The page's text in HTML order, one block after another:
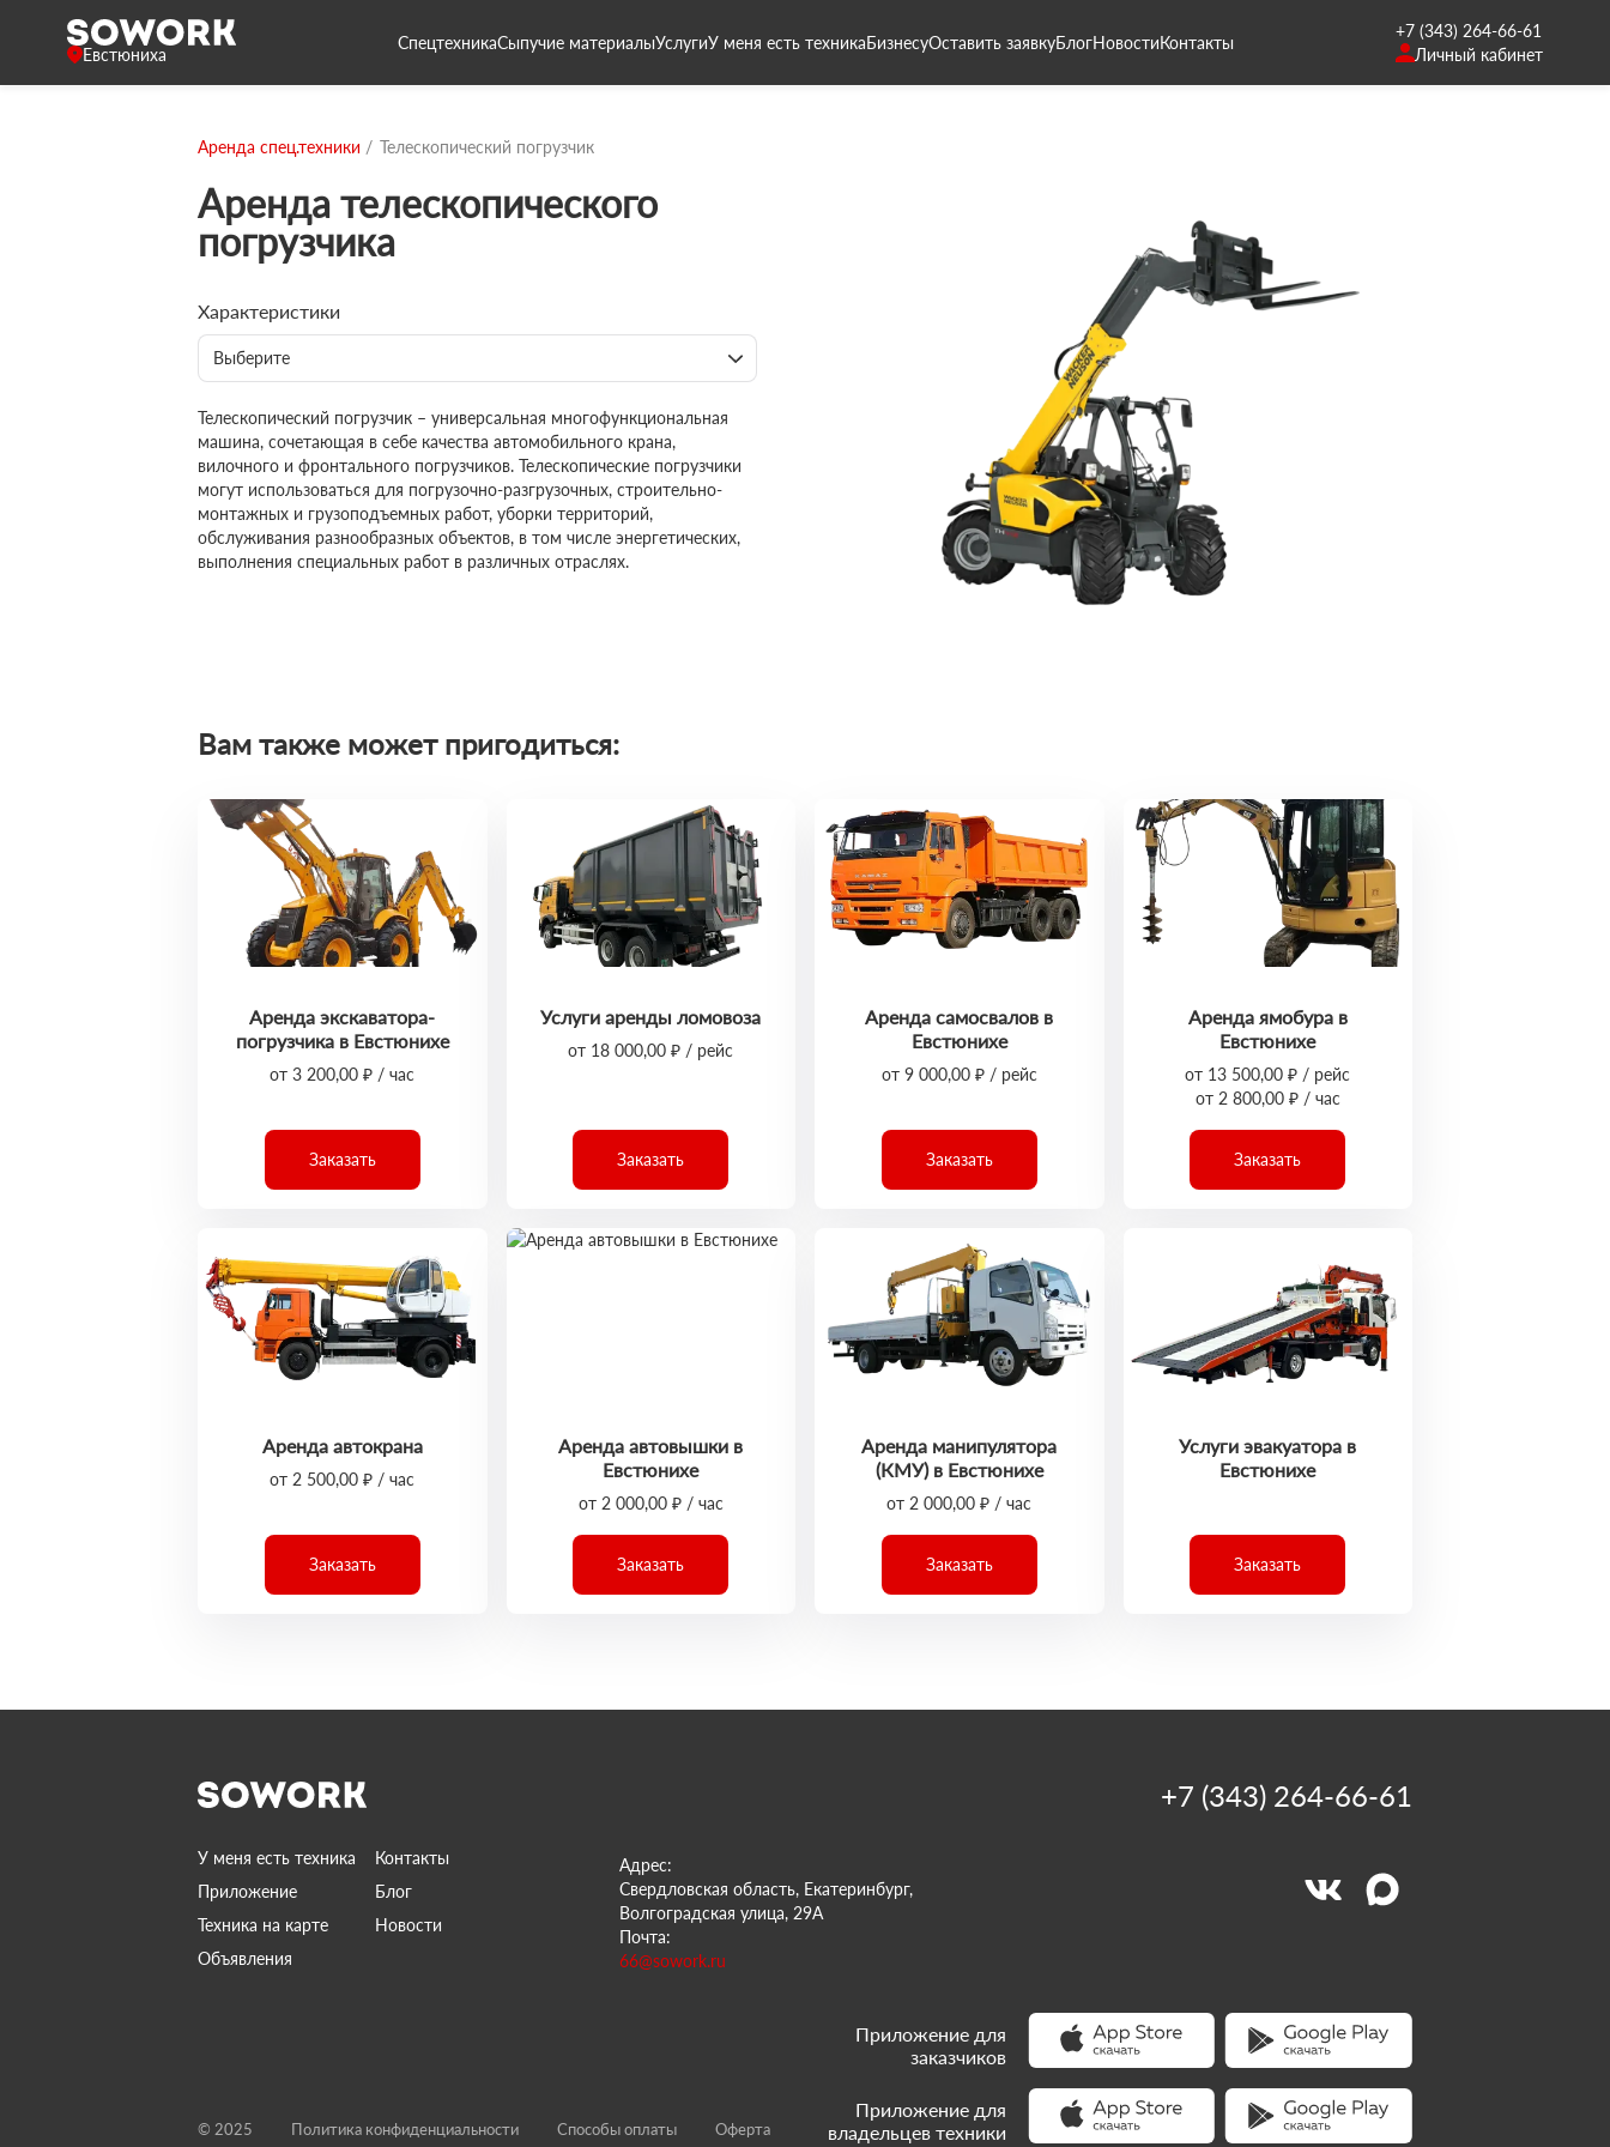
Евстюниха
СпецтехникаСыпучие материалыУслугиУ меня есть техникаБизнесуОставить заявкуБлогНовостиКонтакты
+7 (343) 264-66-61
Личный кабинет
Аренда спец.техники Телескопический погрузчик
Аренда телескопического
погрузчика
Характеристики
Выберите
Телескопический погрузчик – универсальная многофункциональная
машина, сочетающая в себе качества автомобильного крана,
вилочного и фронтального погрузчиков. Телескопические погрузчики
могут использоваться для погрузочно-разгрузочных, строительно-
монтажных и грузоподъемных работ, уборки территорий,
обслуживания разнообразных объектов, в том числе энергетических,
выполнения специальных работ в различных отраслях.
Вам также может пригодиться:
Аренда экскаватора-
погрузчика в Евстюнихе
от 3 200,00 ₽ / час
Заказать
Услуги аренды ломовоза
от 18 000,00 ₽ / рейс
Заказать
Аренда самосвалов в
Евстюнихе
от 9 000,00 ₽ / рейс
Заказать
Аренда ямобура в
Евстюнихе
от 13 500,00 ₽ / рейс
от 2 800,00 ₽ / час
Заказать
Аренда автокрана
от 2 500,00 ₽ / час
Заказать
Аренда автовышки в
Евстюнихе
от 2 000,00 ₽ / час
Заказать
Аренда манипулятора
(КМУ) в Евстюнихе
от 2 000,00 ₽ / час
Заказать
Услуги эвакуатора в
Евстюнихе
Заказать
У меня есть техника
Контакты
Приложение
Блог
Техника на карте
Новости
Объявления
Адрес:
Свердловская область, Екатеринбург,
Волгоградская улица, 29А
Почта:
66@sowork.ru
+7 (343) 264-66-61
© 2025 Политика конфиденциальности Способы оплаты Оферта
Приложение для
заказчиков
Приложение для
владельцев техники